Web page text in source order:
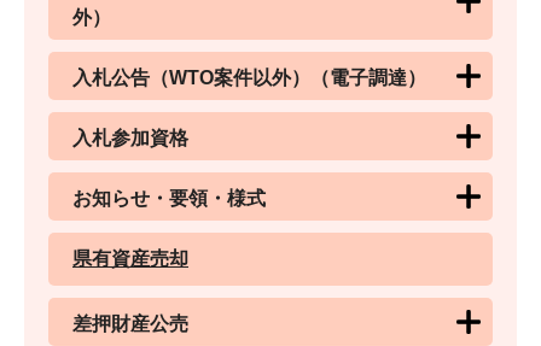
外）
入札公告（WTO案件以外）（電子調達）
入札参加資格
お知らせ・要領・様式
県有資産売却
差押財産公売